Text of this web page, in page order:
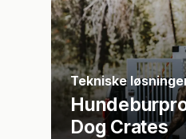
Tekniske
Dog Crates